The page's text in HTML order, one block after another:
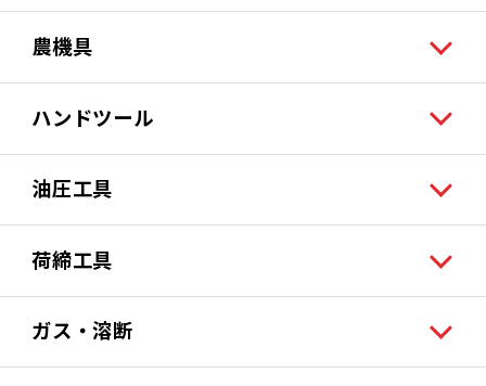
農機具
ハンドツール
油圧工具
荷締工具
ガス・溶断